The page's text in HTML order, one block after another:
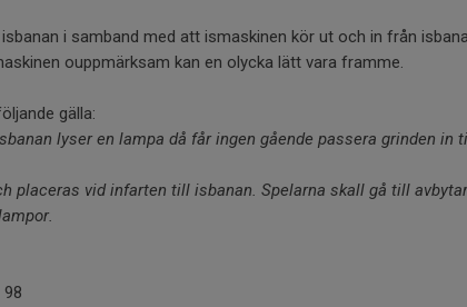
i samband med att ismaskinen kör ut och in från
ouppmärksam kan en olycka lätt vara framme.
gälla:
lyser en lampa då får ingen gående passera grinden in
placeras vid infarten till isbanan. Spelarna skall gå till